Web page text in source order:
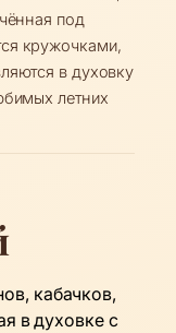
под
кружочками,
в духовку
летних
кабачков,
в духовке с